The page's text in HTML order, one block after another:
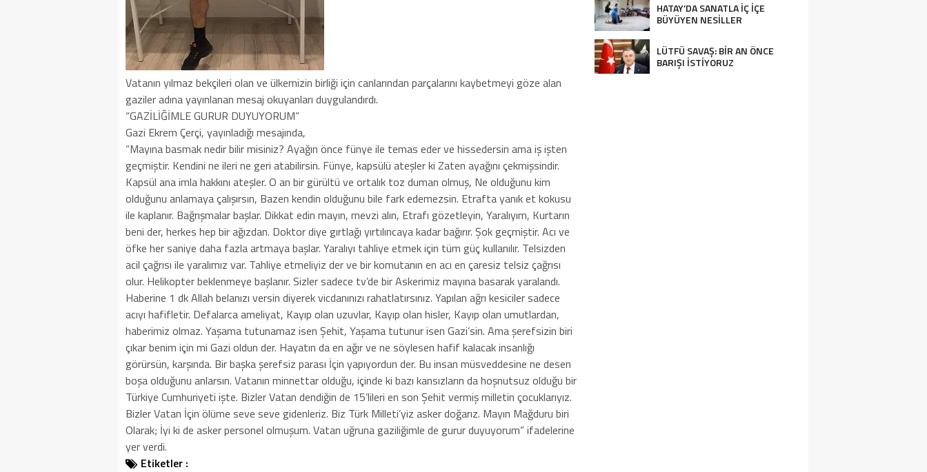
Vatanın yılmaz bekçileri olan ve ülkemizin birliği için canlarından parçalarını kaybetmeyi göze alan
gaziler adına yayınlanan mesaj okuyanları duygulandırdı.
“GAZİLİĞİMLE GURUR DUYUYORUM”
Gazi Ekrem Çerçi, yayınladığı mesajında,
“Mayına basmak nedir bilir misiniz? Ayağın önce fünye ile temas eder ve hissedersin ama iş işten
geçmiştir. Kendini ne ileri ne geri atabilirsin. Fünye, kapsülü ateşler ki Zaten ayağını çekmişsindir.
Kapsül ana imla hakkını ateşler. O an bir gürültü ve ortalık toz duman olmuş, Ne olduğunu kim
olduğunu anlamaya çalışırsın, Bazen kendin olduğunu bile fark edemezsin. Etrafta yanık et kokusu
ile kaplanır. Bağrışmalar başlar. Dikkat edin mayın, mevzi alın, Etrafı gözetleyin, Yaralıyım, Kurtarın
beni der, herkes hep bir ağızdan. Doktor diye gırtlağı yırtılıncaya kadar bağırır. Şok geçmiştir. Acı ve
öfke her saniye daha fazla artmaya başlar. Yaralıyı tahliye etmek için tüm güç kullanılır. Telsizden
acil çağrısı ile yaralımız var. Tahliye etmeliyiz der ve bir komutanın en acı en çaresiz telsiz çağrısı
olur. Helikopter beklenmeye başlanır. Sizler sadece tv’de bir Askerimiz mayına basarak yaralandı.
Haberine 1 dk Allah belanızı versin diyerek vicdanınızı rahatlatırsınız. Yapılan ağrı kesiciler sadece
acıyı hafifletir. Defalarca ameliyat, Kayıp olan uzuvlar, Kayıp olan hisler, Kayıp olan umutlardan,
haberimiz olmaz. Yaşama tutunamaz isen Şehit, Yaşama tutunur isen Gazi’sin. Ama şerefsizin biri
çıkar benim için mi Gazi oldun der. Hayatın da en ağır ve ne söylesen hafif kalacak insanlığı
görürsün, karşında. Bir başka şerefsiz parası İçin yapıyordun der. Bu insan müsveddesine ne desen
boşa olduğunu anlarsın. Vatanın minnettar olduğu, içinde ki bazı kansızların da hoşnutsuz olduğu bir
Türkiye Cumhuriyeti işte. Bizler Vatan dendiğin de 15’lileri en son Şehit vermiş milletin çocuklarıyız.
Bizler Vatan İçin ölüme seve seve gidenleriz. Biz Türk Milleti’yiz asker doğarız. Mayın Mağduru biri
Olarak; İyi ki de asker personel olmuşum. Vatan uğruna gaziliğimle de gurur duyuyorum” ifadelerine
yer verdi.
Etiketler :
HATAY’DA SANATLA İÇ İÇE
BÜYÜYEN NESİLLER
LÜTFÜ SAVAŞ: BİR AN ÖNCE
BARIŞI İSTİYORUZ